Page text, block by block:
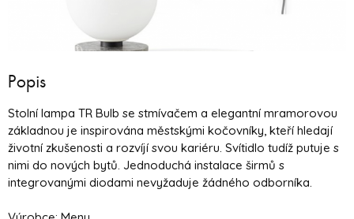
Popis
Stolní lampa TR Bulb se stmívačem a elegantní mramorovou
základnou je inspirována městskými kočovníky, kteří hledají
životní zkušenosti a rozvíjí svou kariéru. Svítidlo tudíž putuje s
nimi do nových bytů. Jednoduchá instalace širmů s
integrovanými diodami nevyžaduje žádného odborníka.